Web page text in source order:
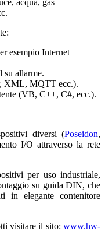
esempio Internet
su allarme.
XML, MQTT ecc.).
(VB, C++, C#, ecc.).
diversi (Poseidon,
I/O attraverso la rete
per uso industriale,
su guida DIN, che
in elegante contenitore
visitare il sito: www.hw-